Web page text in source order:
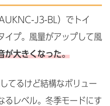
J3-BL）でトイ
イプ。風量がアップして風
が大きくなった。
てるけど結構なボリュー
るレベル。冬季モードにす